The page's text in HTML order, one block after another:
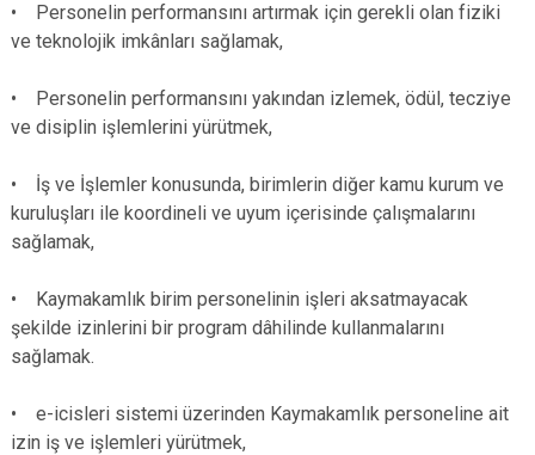
• Personelin performansını artırmak için gerekli olan fiziki
ve teknolojik imkânları sağlamak,
• Personelin performansını yakından izlemek, ödül, tecziye
ve disiplin işlemlerini yürütmek,
• İş ve İşlemler konusunda, birimlerin diğer kamu kurum ve
kuruluşları ile koordineli ve uyum içerisinde çalışmalarını
sağlamak,
• Kaymakamlık birim personelinin işleri aksatmayacak
şekilde izinlerini bir program dâhilinde kullanmalarını
sağlamak.
• e-icisleri sistemi üzerinden Kaymakamlık personeline ait
izin iş ve işlemleri yürütmek,